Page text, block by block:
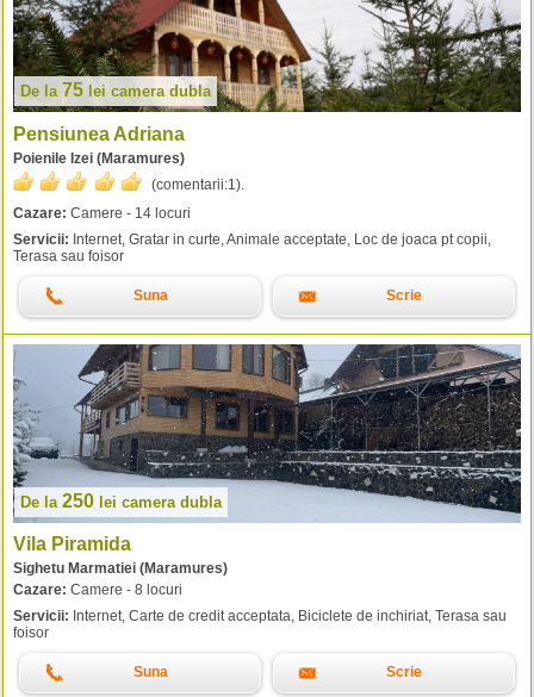
De la 75 lei camera dubla
Pensiunea Adriana
Poienile Izei (Maramures)
(comentarii:1 ).
Cazare: Camere - 14 locuri
Servicii: Internet, Gratar in curte, Animale acceptate, Loc de joaca pt copii,
Terasa sau foisor
Suna Scrie
De la 250 lei camera dubla
Vila Piramida
Sighetu Marmatiei (Maramures)
Cazare: Camere - 8 locuri
Servicii: Internet, Carte de credit acceptata, Biciclete de inchiriat, Terasa sau
foisor
Suna Scrie